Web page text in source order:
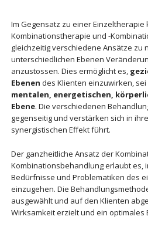
Im Gegensatz zu einer
Kombinationstherapie und -
gleichzeitig verschiedene Ansätze zu
unterschiedlichen Ebenen
anzustossen. Dies ermöglicht es,
Ebenen des Klienten einzuwirken,
mentalen, energetischen,
Ebene. Die verschiedenen
gegenseitig und verstärken sich in
synergistischen Effekt führt.
Der ganzheitliche Ansatz der
Kombinations­behandlung erlaubt es,
Bedürfnisse und Problematiken des
einzugehen. Die
ausgewählt und auf den Klienten
Wirksamkeit erzielt und ein optimales